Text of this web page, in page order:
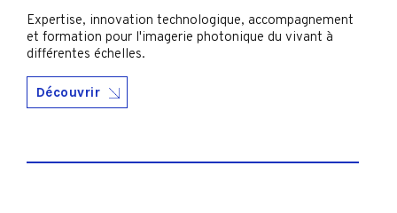
Expertise, innovation technologique, accompagnement
et formation pour l'imagerie photonique du vivant à
différentes échelles.
Découvrir